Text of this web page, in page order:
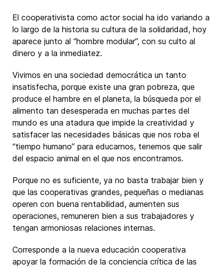
El cooperativista como actor social ha ido variando a
lo largo de la historia su cultura de la solidaridad, hoy
aparece junto al “hombre modular”, con su culto al
dinero y a la inmediatez.
Vivimos en una sociedad democrática un tanto
insatisfecha, porque existe una gran pobreza, que
produce el hambre en el planeta, la búsqueda por el
alimento tan desesperada en muchas partes del
mundo es una atadura que impide la creatividad y
satisfacer las necesidades básicas que nos roba el
“tiempo humano” para educarnos, tenemos que salir
del espacio animal en el que nos encontramos.
Porque no es suficiente, ya no basta trabajar bien y
que las cooperativas grandes, pequeñas o medianas
operen con buena rentabilidad, aumenten sus
operaciones, remuneren bien a sus trabajadores y
tengan armoniosas relaciones internas.
Corresponde a la nueva educación cooperativa
apoyar la formación de la conciencia crítica de las